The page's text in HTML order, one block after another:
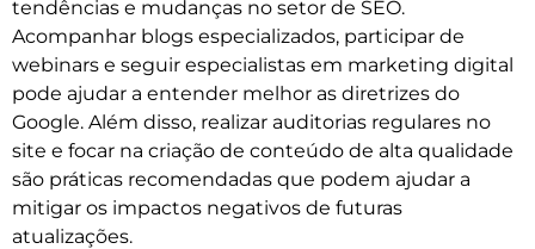
tendências e mudanças no setor de SEO.
Acompanhar blogs especializados, participar de
webinars e seguir especialistas em marketing digital
pode ajudar a entender melhor as diretrizes do
Google. Além disso, realizar auditorias regulares no
site e focar na criação de conteúdo de alta qualidade
são práticas recomendadas que podem ajudar a
mitigar os impactos negativos de futuras
atualizações.